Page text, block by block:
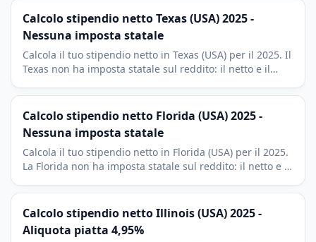
Calcolo stipendio netto Texas (USA) 2025 -
Nessuna imposta statale
Calcola il tuo stipendio netto in Texas (USA) per il 2025. Il
Texas non ha imposta statale sul reddito: il netto e il
Calcolo stipendio netto Florida (USA) 2025 -
Nessuna imposta statale
Calcola il tuo stipendio netto in Florida (USA) per il 2025.
La Florida non ha imposta statale sul reddito: il netto e il
Calcolo stipendio netto Illinois (USA) 2025 -
Aliquota piatta 4,95%